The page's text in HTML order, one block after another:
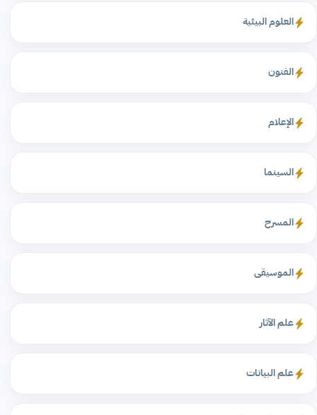
العلوم البيئية
الفنون
الإعلام
السينما
المسرح
الموسيقى
علم الآثار
علم البيانات